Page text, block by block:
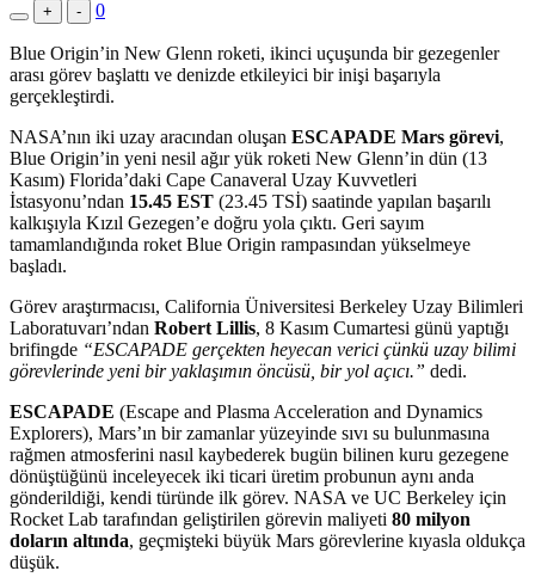
+ - 0
Blue Origin’in New Glenn roketi, ikinci uçuşunda bir gezegenler
arası görev başlattı ve denizde etkileyici bir inişi başarıyla
gerçekleştirdi.
NASA’nın iki uzay aracından oluşan ESCAPADE Mars görevi,
Blue Origin’in yeni nesil ağır yük roketi New Glenn’in dün (13
Kasım) Florida’daki Cape Canaveral Uzay Kuvvetleri
İstasyonu’ndan 15.45 EST (23.45 TSİ) saatinde yapılan başarılı
kalkışıyla Kızıl Gezegen’e doğru yola çıktı. Geri sayım
tamamlandığında roket Blue Origin rampasından yükselmeye
başladı.
Görev araştırmacısı, California Üniversitesi Berkeley Uzay Bilimleri
Laboratuvarı’ndan Robert Lillis, 8 Kasım Cumartesi günü yaptığı
brifingde “ESCAPADE gerçekten heyecan verici çünkü uzay bilimi
görevlerinde yeni bir yaklaşımın öncüsü, bir yol açıcı.” dedi.
ESCAPADE (Escape and Plasma Acceleration and Dynamics
Explorers), Mars’ın bir zamanlar yüzeyinde sıvı su bulunmasına
rağmen atmosferini nasıl kaybederek bugün bilinen kuru gezegene
dönüştüğünü inceleyecek iki ticari üretim probunun aynı anda
gönderildiği, kendi türünde ilk görev. NASA ve UC Berkeley için
Rocket Lab tarafından geliştirilen görevin maliyeti 80 milyon
doların altında, geçmişteki büyük Mars görevlerine kıyasla oldukça
düşük.